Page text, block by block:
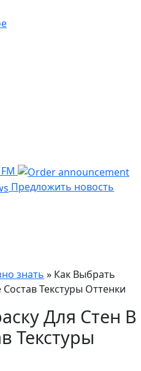
Предложить новость
знать » Как Выбрать
Текстуры Оттенки
Для Стен В
Текстуры